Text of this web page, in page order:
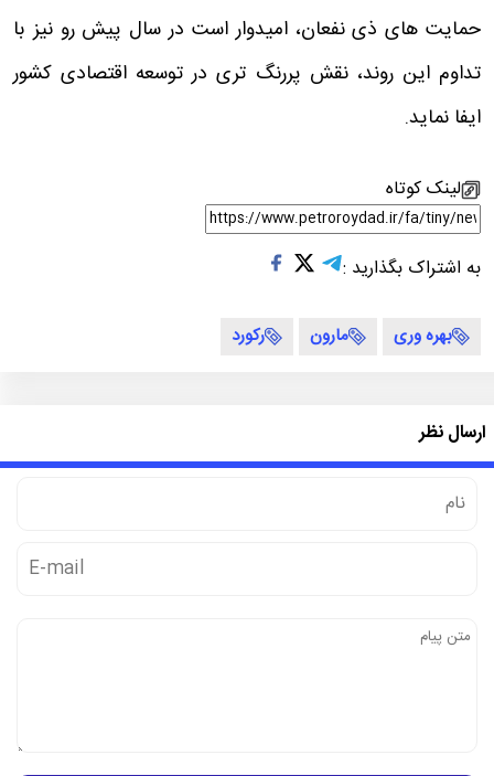
حمایت های ذی نفعان، امیدوار است در سال پیش رو نیز با
تداوم این روند، نقش پررنگ تری در توسعه اقتصادی کشور
ایفا نماید.
لینک کوتاه
به اشتراک بگذارید :
بهره وری مارون رکورد
ارسال نظر